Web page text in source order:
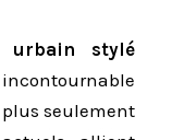
urbain stylé
seulement